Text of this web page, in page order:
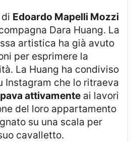
di Edoardo Mapelli Mozzi
Dara Huang. La
artistica ha già avuto
per esprimere la
La Huang ha condiviso
Instagram che lo ritraeva
attivamente ai lavori
del loro appartamento
su una scala per
cavalletto.